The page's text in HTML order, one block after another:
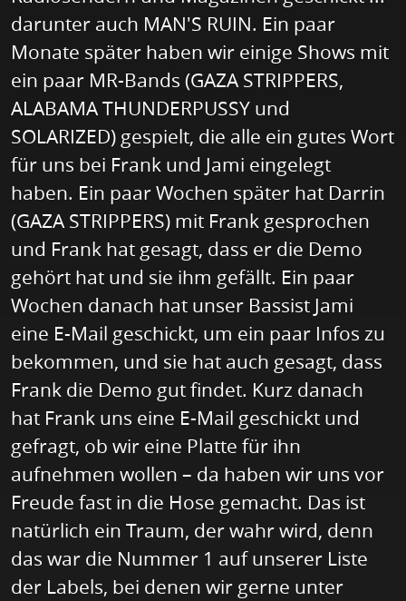
darunter auch MAN'S RUIN. Ein paar
Monate später haben wir einige Shows mit
ein paar MR-Bands (GAZA STRIPPERS,
ALABAMA THUNDERPUSSY und
SOLARIZED) gespielt, die alle ein gutes Wort
für uns bei Frank und Jami eingelegt
haben. Ein paar Wochen später hat Darrin
(GAZA STRIPPERS) mit Frank gesprochen
und Frank hat gesagt, dass er die Demo
gehört hat und sie ihm gefällt. Ein paar
Wochen danach hat unser Bassist Jami
eine E-Mail geschickt, um ein paar Infos zu
bekommen, und sie hat auch gesagt, dass
Frank die Demo gut findet. Kurz danach
hat Frank uns eine E-Mail geschickt und
gefragt, ob wir eine Platte für ihn
aufnehmen wollen – da haben wir uns vor
Freude fast in die Hose gemacht. Das ist
natürlich ein Traum, der wahr wird, denn
das war die Nummer 1 auf unserer Liste
der Labels, bei denen wir gerne unter